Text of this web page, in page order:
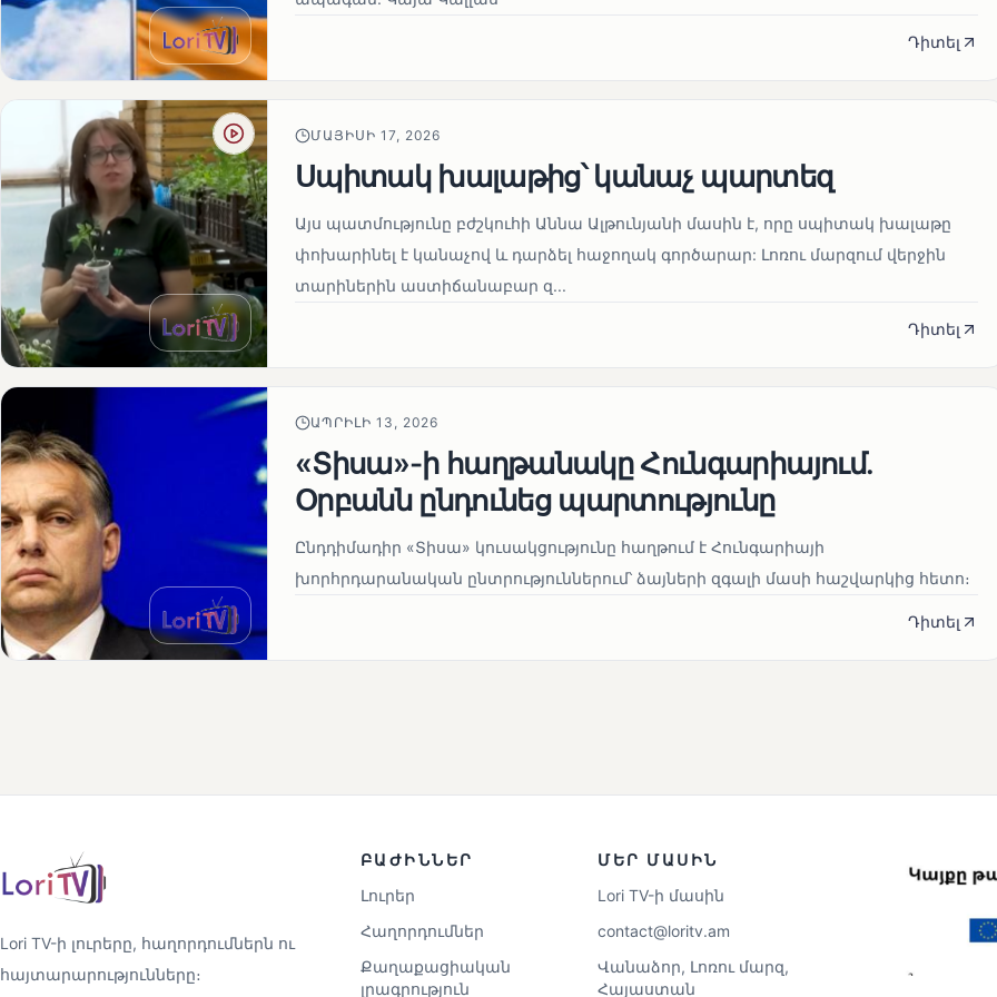
Դիտել
ՄԱՅԻՍԻ 17, 2026
Սպիտակ խալաթից՝ կանաչ պարտեզ
Այս պատմությունը բժշկուհի Աննա Ալթունյանի մասին է, որը սպիտակ խալաթը
փոխարինել է կանաչով և դարձել հաջողակ գործարար: Լոռու մարզում վերջին
տարիներին աստիճանաբար զ...
Դիտել
ԱՊՐԻԼԻ 13, 2026
«Տիսա»-ի հաղթանակը Հունգարիայում․
Օրբանն ընդունեց պարտությունը
Ընդդիմադիր «Տիսա» կուսակցությունը հաղթում է Հունգարիայի
խորհրդարանական ընտրություններում՝ ձայների զգալի մասի հաշվարկից հետո։
Դիտել
Lori TV-ի լուրերը, հաղորդումներն ու
հայտարարությունները։
ԲԱԺԻՆՆԵՐ
Լուրեր
Հաղորդումներ
Քաղաքացիական
լրագրություն
ՄԵՐ ՄԱՍԻՆ
Lori TV-ի մասին
contact@loritv.am
Վանաձոր, Լոռու մարզ,
Հայաստան